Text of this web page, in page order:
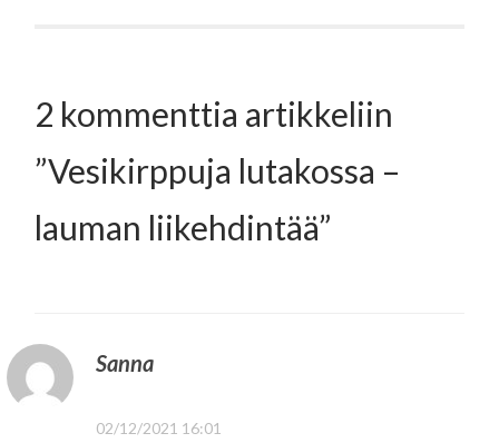
2 kommenttia artikkeliin
”Vesikirppuja lutakossa –
lauman liikehdintää”
Sanna
02/12/2021 16:01